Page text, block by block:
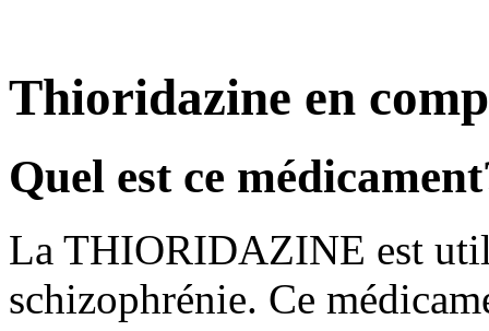
Thioridazine en
Quel est ce
La THIORIDAZINE est
schizophrénie. Ce